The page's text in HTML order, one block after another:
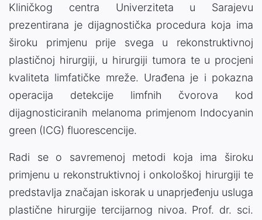
Kliničkog centra Univerziteta u Sarajevu
prezentirana je dijagnostička procedura koja ima
široku primjenu prije svega u rekonstruktivnoj
plastičnoj hirurgiji, u hirurgiji tumora te u procjeni
kvaliteta limfatičke mreže. Urađena je i pokazna
operacija detekcije limfnih čvorova kod
dijagnosticiranih melanoma primjenom Indocyanin
green (ICG) fluorescencije.
Radi se o savremenoj metodi koja ima široku
primjenu u rekonstruktivnoj i onkološkoj hirurgiji te
predstavlja značajan iskorak u unaprjeđenju usluga
plastične hirurgije tercijarnog nivoa. Prof. dr. sci.